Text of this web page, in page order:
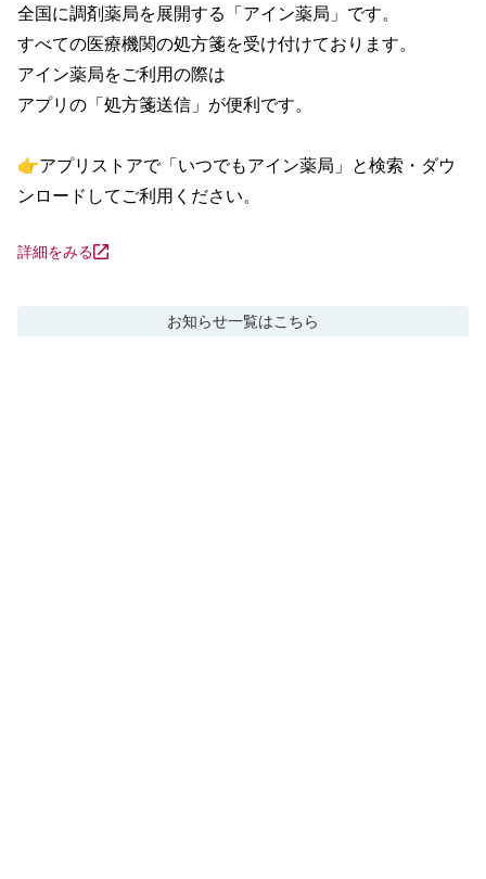
全国に調剤薬局を展開する「アイン薬局」です。
すべての医療機関の処方箋を受け付けております。
アイン薬局をご利用の際は
アプリの「処方箋送信」が便利です。
👉アプリストアで「いつでもアイン薬局」と検索・ダウ
ンロードしてご利用ください。
詳細をみる
お知らせ一覧はこちら